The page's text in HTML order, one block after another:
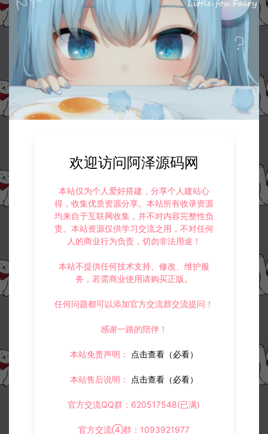
欢迎访问阿泽源码网
本站仅为个人爱好搭建，分享个人建站心
得，收集优质资源分享。本站所有收录资源
均来自于互联网收集，并不对内容完整性负
责。本站资源仅供学习交流之用，不对任何
人的商业行为负责，切勿非法用途！
本站不提供任何技术支持、修改、维护服
务，若需商业使用请购买正版。
任何问题都可以添加官方交流群交流提问！
感谢一路的陪伴！
本站免责声明： 点击查看（必看）
本站售后说明： 点击查看（必看）
官方交流QQ群：620517548(已满)
官方交流④群：1093921977